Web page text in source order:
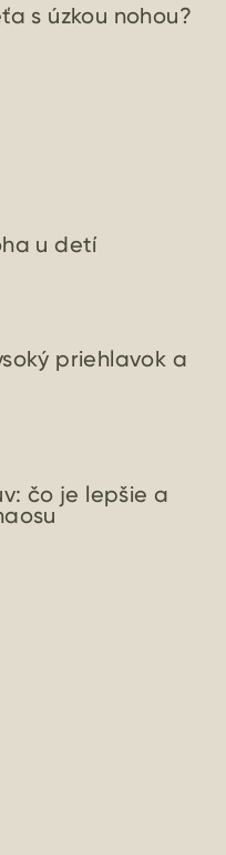
s úzkou nohou?
u detí
priehlavok a
čo je lepšie a